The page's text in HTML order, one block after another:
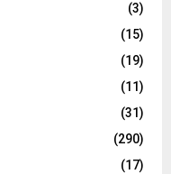
(3)
(15)
(19)
(11)
(31)
(290)
(17)